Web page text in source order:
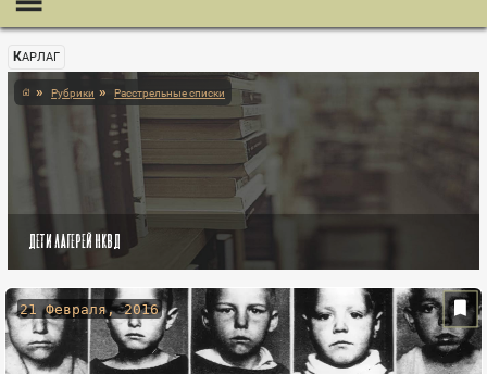
КАРЛАГ
Рубрики Расстрельные списки
Дети лагерей НКВД
21 Февраля, 2016